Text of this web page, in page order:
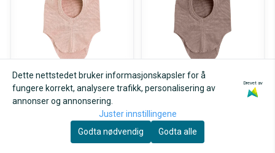
Huttelihut balaclava
kaninører i jersey, Peach ...
Huttelihut balaclava
kaninører i jersey,
167,-
279,-
Dette nettstedet bruker informasjonskapsler for å
fungere korrekt, analysere trafikk, personalisering av
annonser og annonsering.
Drevet av
Juster innstillingene
Godta nødvendig
Godta alle